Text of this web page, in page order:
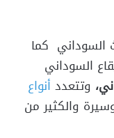
السوداني كما
السوداني
وتتعدد أنواع
والكثير من